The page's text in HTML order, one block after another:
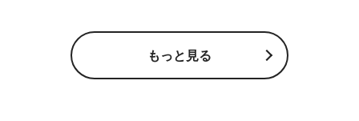
もっと見る